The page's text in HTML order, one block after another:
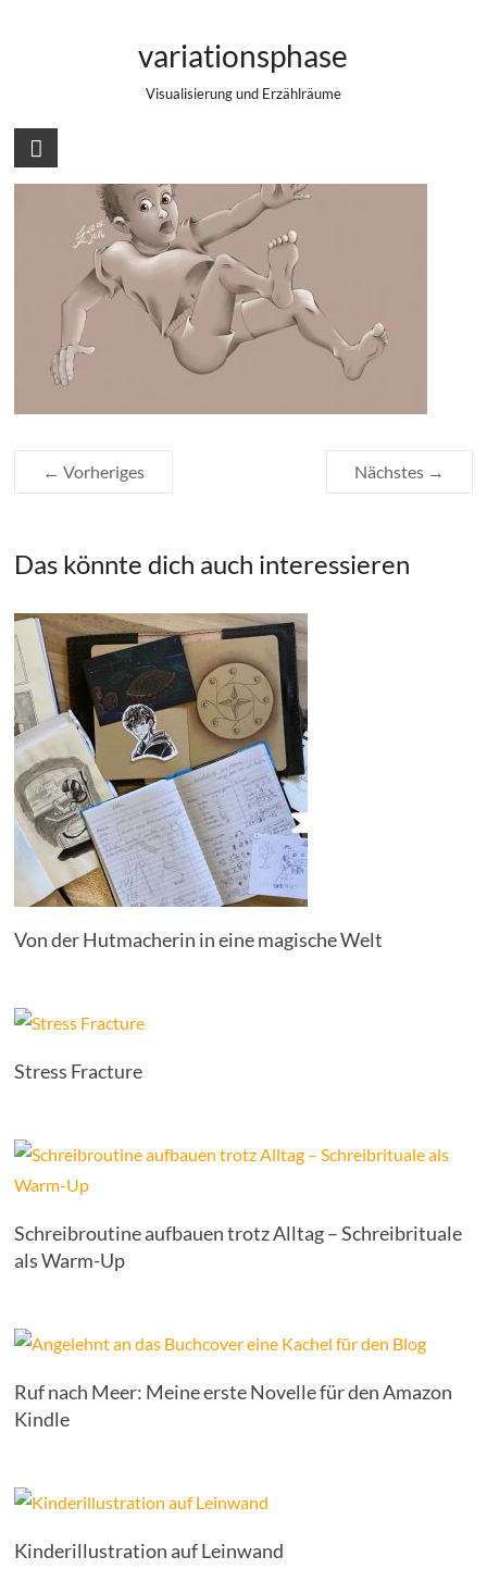
variationsphase
Visualisierung und Erzählräume
Sich fallen lassen – fertiges Bild
← Vorheriges Nächstes →
Das könnte dich auch interessieren
Von der Hutmacherin in eine magische Welt
Stress Fracture
Schreibroutine aufbauen trotz Alltag – Schreibrituale
als Warm-Up
Ruf nach Meer: Meine erste Novelle für den Amazon
Kindle
Kinderillustration auf Leinwand